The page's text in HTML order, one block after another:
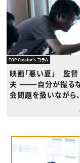
TOP Creator's コラム
映画「悪い夏」 監
夫 ———自分が撮るな
会問題を扱いながら
いけないと思ってま